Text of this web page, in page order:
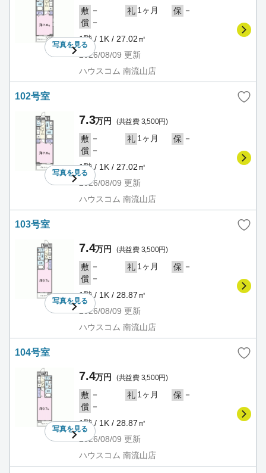
写真を見る
敷 － 礼 1ヶ月 保 －
償 －
1階 / 1K / 27.02㎡
2026/08/09 更新
ハウスコム 南流山店
102号室
写真を見る
7.3万円 (共益費 3,500円)
敷 － 礼 1ヶ月 保 －
償 －
1階 / 1K / 27.02㎡
2026/08/09 更新
ハウスコム 南流山店
103号室
写真を見る
7.4万円 (共益費 3,500円)
敷 － 礼 1ヶ月 保 －
償 －
1階 / 1K / 28.87㎡
2026/08/09 更新
ハウスコム 南流山店
104号室
写真を見る
7.4万円 (共益費 3,500円)
敷 － 礼 1ヶ月 保 －
償 －
1階 / 1K / 28.87㎡
2026/08/09 更新
ハウスコム 南流山店